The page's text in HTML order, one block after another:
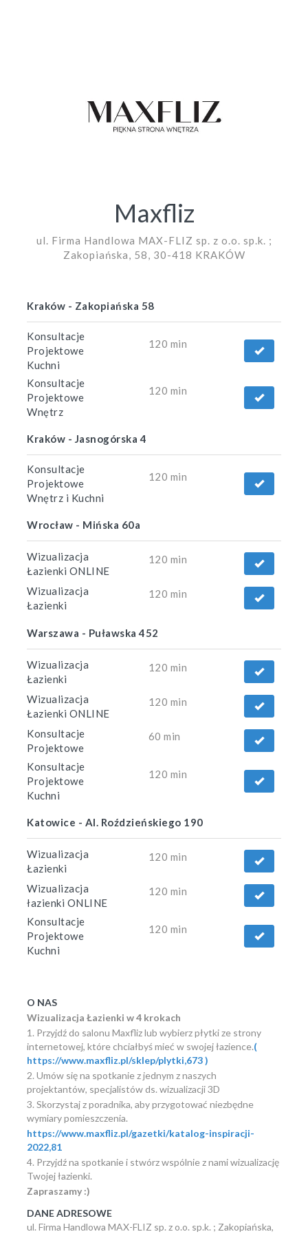
Maxfliz
ul. Firma Handlowa MAX-FLIZ sp. z o.o. sp.k. ;
Zakopiańska, 58, 30-418 KRAKÓW
Kraków - Zakopiańska 58
Konsultacje
Projektowe
Kuchni
120 min
Konsultacje
Projektowe
Wnętrz
120 min
Kraków - Jasnogórska 4
Konsultacje
Projektowe
Wnętrz i Kuchni
120 min
Wrocław - Mińska 60a
Wizualizacja
Łazienki ONLINE
120 min
Wizualizacja
Łazienki
120 min
Warszawa - Puławska 452
Wizualizacja
Łazienki
120 min
Wizualizacja
Łazienki ONLINE
120 min
Konsultacje
Projektowe
60 min
Konsultacje
Projektowe
Kuchni
120 min
Katowice - Al. Roździeńskiego 190
Wizualizacja
Łazienki
120 min
Wizualizacja
łazienki ONLINE
120 min
Konsultacje
Projektowe
Kuchni
120 min
O NAS
Wizualizacja Łazienki w 4 krokach
1. Przyjdź do salonu Maxfliz lub wybierz płytki ze strony
internetowej, które chciałbyś mieć w swojej łazience.(
https://www.maxfliz.pl/sklep/plytki,673 )
2. Umów się na spotkanie z jednym z naszych
projektantów, specjalistów ds. wizualizacji 3D
3. Skorzystaj z poradnika, aby przygotować niezbędne
wymiary pomieszczenia.
https://www.maxfliz.pl/gazetki/katalog-inspiracji-
2022,81
4. Przyjdź na spotkanie i stwórz wspólnie z nami wizualizację
Twojej łazienki.
Zapraszamy :)
DANE ADRESOWE
ul. Firma Handlowa MAX-FLIZ sp. z o.o. sp.k. ; Zakopiańska,